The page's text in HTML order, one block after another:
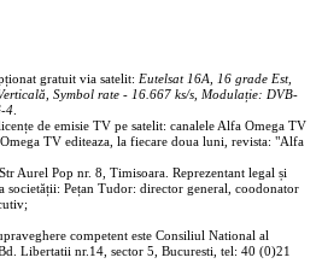
gratuit via satelit: Eutelsat 16A, 16 grade Est,
lă, Symbol rate - 16.667 ks/s, Modulație: DVB-
4
de emisie TV pe satelit: canalele Alfa Omega TV
TV editeaza, la fiecare doua luni, revista: "Alfa
Aurel Pop nr. 8, Timisoara. Reprezentant legal și
societății: Pețan Tudor: director general, coodonator
competent este Consiliul National al
Libertatii nr.14, sector 5, Bucuresti, tel: 40 (0)21